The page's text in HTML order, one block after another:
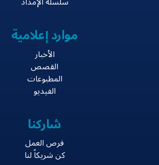
موارد إعلامية
الأخبار
القصص
المطبوعات
الفيديو
شاركنا
فرص العمل
كن شريكاً لنا